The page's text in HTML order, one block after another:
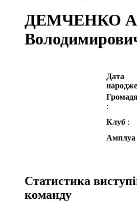
ДЕМЧЕНКО
Дата
:
Клуб :
Амплуа
Статистика
команду